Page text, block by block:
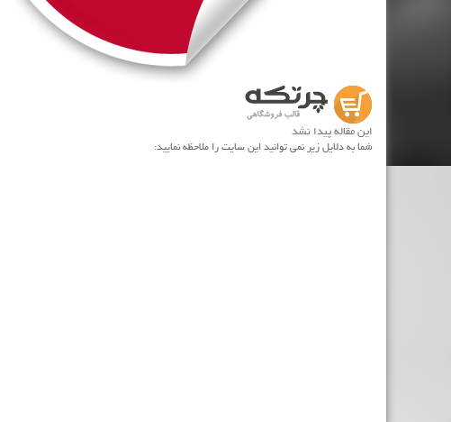
این مقاله پیدا نشد
شما به دلایل زیر نمی توانید این سایت را ملاحظه نمایید: